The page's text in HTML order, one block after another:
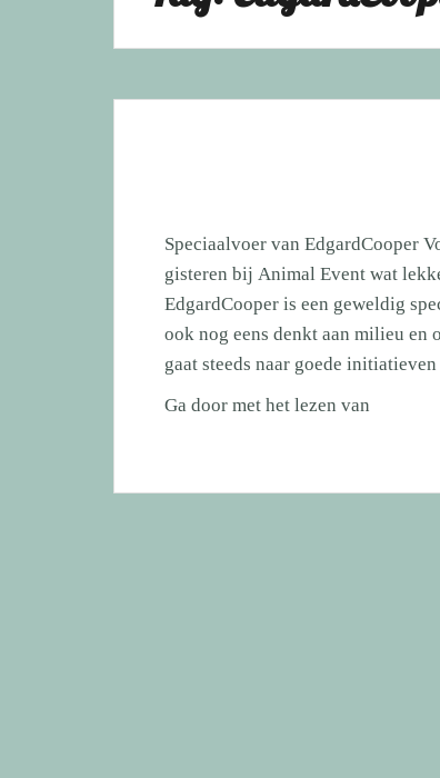
Speciaalvoer van EdgardCooper
gisteren bij Animal Event wat
EdgardCooper is een geweldig
ook nog eens denkt aan milieu en
gaat steeds naar goede
Ga door met het lezen van